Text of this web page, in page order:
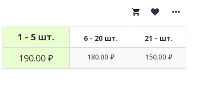
1 - 5 шт. 6 - 20 шт. 21 - шт.
190.00 ₽ 180.00 ₽ 150.00 ₽